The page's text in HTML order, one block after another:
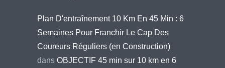
Plan D'entraînement 10 Km En 45 Min : 6
Semaines Pour Franchir Le Cap Des
Coureurs Réguliers (en Construction)
dans OBJECTIF 45 min sur 10 km en 6